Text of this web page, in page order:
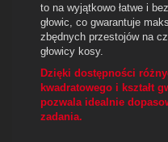
to na wyjątkowo łatwe i
głowic, co gwarantuje
zbędnych przestojów na
głowicy kosy.
Dzięki dostępności
kwadratowego i kształt
pozwala idealnie
zadania.